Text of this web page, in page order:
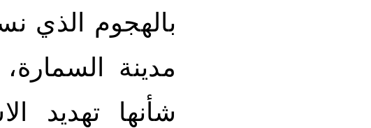
بالهجوم الذي
مدينة
شأنها تهديد